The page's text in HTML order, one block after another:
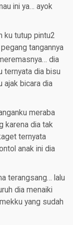
ini ya… ayok
ku tutup pintu2
tangannya
dia
ternyata dia bisu
ajak bicara dia
meraba
karena dia tak
ternyata
anak ini dia
terangsang… lalu
dia menaiki
yang sudah